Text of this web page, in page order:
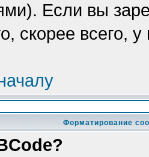
Если вы
скорее всего,
Форматирование